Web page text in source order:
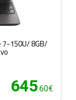
7-150U/ 8GB/
645.60€